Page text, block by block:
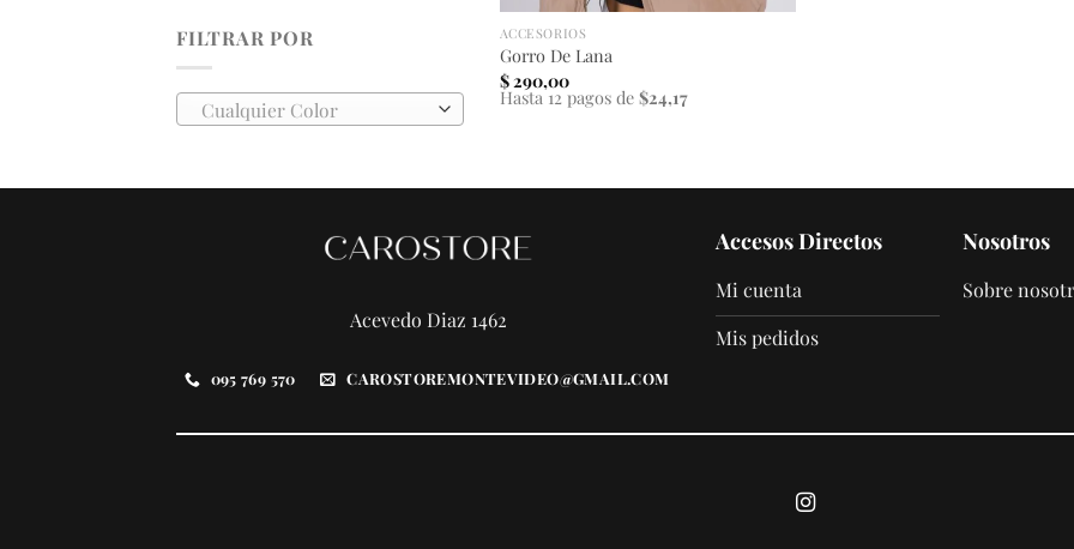
FILTRAR POR
Cualquier Color
ACCESORIOS
Gorro De Lana
$290,00
Hasta 12 pagos de $24,17
Acevedo Diaz 1462
095 769 570 CAROSTOREMONTEVIDEO@GMAIL.COM
Accesos Directos
Mi cuenta
Mis pedidos
Nosotros
Sobre